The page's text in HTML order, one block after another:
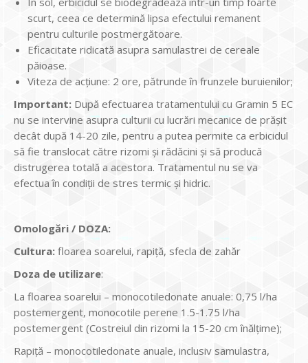
scurt, ceea ce determină lipsa efectului remanent
pentru culturile postmergătoare.
Eficacitate ridicată asupra samulastrei de cereale
păioase.
Viteza de acţiune: 2 ore, pătrunde în frunzele buruienilor;
Important: După efectuarea tratamentului cu Gramin 5 EC
nu se intervine asupra culturii cu lucrări mecanice de prăşit
decât după 14-20 zile, pentru a putea permite ca erbicidul
să fie translocat către rizomi şi rădăcini şi să producă
distrugerea totală a acestora. Tratamentul nu se va
efectua în condiţii de stres termic și hidric.
Omologări / DOZA:
Cultura: floarea soarelui, rapiţă, sfecla de zahăr
Doza de utilizare:
La floarea soarelui – monocotiledonate anuale: 0,75 l/ha
postemergent, monocotile perene 1.5-1.75 l/ha
postemergent (Costreiul din rizomi la 15-20 cm înălţime);
Rapiţă – monocotiledonate anuale, inclusiv samulastra,